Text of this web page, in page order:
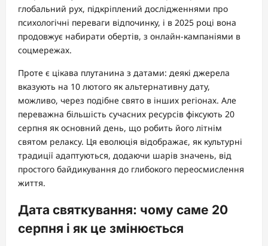
глобальний рух, підкріплений дослідженнями про
психологічні переваги відпочинку, і в 2025 році вона
продовжує набирати обертів, з онлайн-кампаніями в
соцмережах.
Проте є цікава плутанина з датами: деякі джерела
вказують на 10 лютого як альтернативну дату,
можливо, через подібне свято в інших регіонах. Але
переважна більшість сучасних ресурсів фіксують 20
серпня як основний день, що робить його літнім
святом релаксу. Ця еволюція відображає, як культурні
традиції адаптуються, додаючи шарів значень, від
простого байдикування до глибокого переосмислення
життя.
Дата святкування: чому саме 20
серпня і як це змінюється